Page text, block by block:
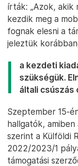
írták: „Azok, akik
kezdik meg a
fognak elesni a
jeleztük
a kezdeti
szükségük.
általi csúszás
Szeptember 15-
hallgatók,
szerint a Külföldi
2022/2023/1
támogatási